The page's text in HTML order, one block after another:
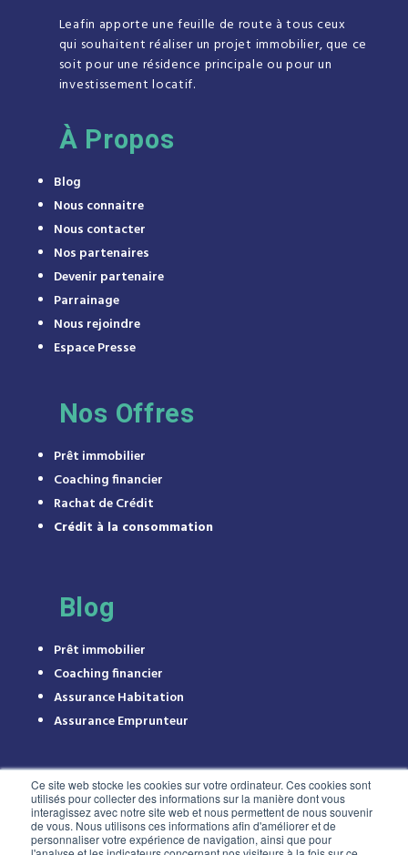
Ce site web stocke les cookies sur votre ordinateur. Ces cookies sont
utilisés pour collecter des informations sur la manière dont vous
interagissez avec notre site web et nous permettent de nous souvenir
de vous. Nous utilisons ces informations afin d'améliorer et de
personnaliser votre expérience de navigation, ainsi que pour
Leafin apporte une feuille de route à tous ceux
qui souhaitent réaliser un projet immobilier, que ce
soit pour une résidence principale ou pour un
investissement locatif.
À Propos
Blog
Nous connaitre
Nous contacter
Nos partenaires
Devenir partenaire
Parrainage
Nous rejoindre
Espace Presse
Nos Offres
Prêt immobilier
Coaching financier
Rachat de Crédit
Crédit à la consommation
Blog
Prêt immobilier
Coaching financier
Assurance Habitation
Assurance Emprunteur